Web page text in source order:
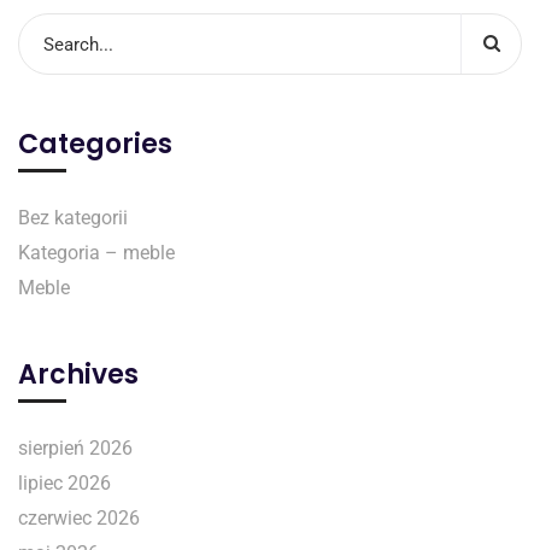
Categories
Bez kategorii
Kategoria – meble
Meble
Archives
sierpień 2026
lipiec 2026
czerwiec 2026